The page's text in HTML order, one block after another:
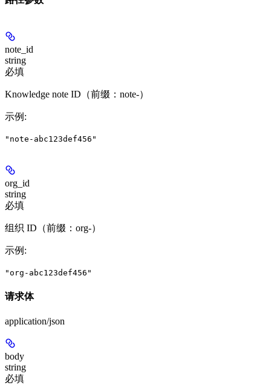
note_id
string
必填
Knowledge note ID（前缀：note-）
示例 :
"note-abc123def456"
org_id
string
必填
组织 ID（前缀：org-）
示例 :
"org-abc123def456"
请求体
application/json
body
string
必填